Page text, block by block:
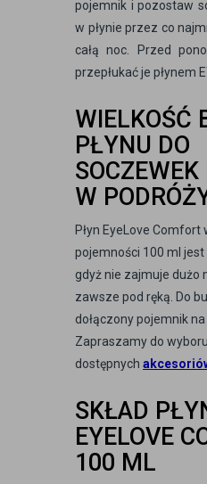
pojemnik i pozostaw
w płynie przez co
całą noc. Przed
przepłukać je płynem
WIELKOŚĆ
PŁYNU DO
W
Płyn EyeLove Comfort
pojemności 100 ml jest
gdyż nie zajmuje dużo
zawsze pod ręką. Do
dołączony pojemnik na
Zapraszamy do
dostępnych
SKŁAD
EYELOVE
100 ML